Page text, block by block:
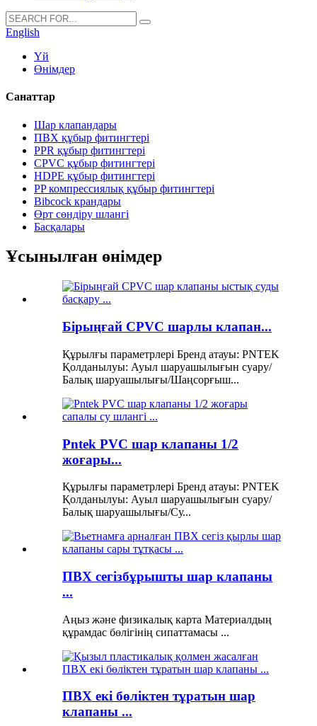
English
Үй
Өнімдер
Санаттар
Шар клапандары
ПВХ құбыр фитингтері
PPR құбыр фитингтері
CPVC құбыр фитингтері
HDPE құбыр фитингтері
PP компрессиялық құбыр фитингтері
Bibcock крандары
Өрт сөндіру шлангі
Басқалары
Ұсынылған өнімдер
Бірыңғай CPVC шарлы клапан...
Құрылғы параметрлері Бренд атауы: PNTEK
Қолданылуы: Ауыл шаруашылығын суару/
Балық шаруашылығы/Шаңсорғыш...
Pntek PVC шар клапаны 1/2
жоғары...
Құрылғы параметрлері Бренд атауы: PNTEK
Қолданылуы: Ауыл шаруашылығын суару/
Балық шаруашылығы/Су...
ПВХ сегізбұрышты шар клапаны
...
Аңыз және физикалық карта Материалдың
құрамдас бөлігінің сипаттамасы ...
ПВХ екі бөліктен тұратын шар
клапаны ...